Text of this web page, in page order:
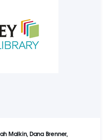
Malkin, Dana Brenner,